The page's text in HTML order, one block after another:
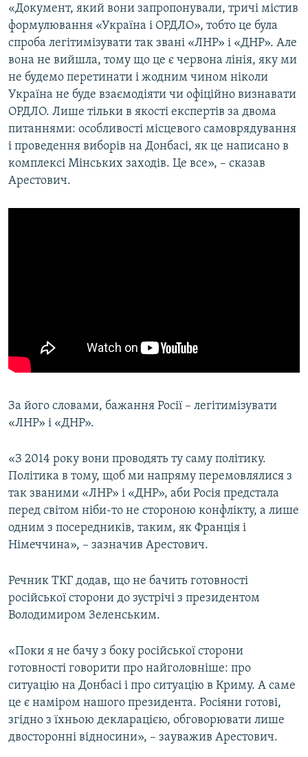
«Документ, який вони запропонували, тричі містив
формулювання «Україна і ОРДЛО», тобто це була
спроба легітимізувати так звані «ЛНР» і «ДНР». Але
вона не вийшла, тому що це є червона лінія, яку ми
не будемо перетинати і жодним чином ніколи
Україна не буде взаємодіяти чи офіційно визнавати
ОРДЛО. Лише тільки в якості експертів за двома
питаннями: особливості місцевого самоврядування
і проведення виборів на Донбасі, як це написано в
комплексі Мінських заходів. Це все», – сказав
Арестович.
За його словами, бажання Росії – легітимізувати
«ЛНР» і «ДНР».
«З 2014 року вони проводять ту саму політику.
Політика в тому, щоб ми напряму перемовлялися з
так званими «ЛНР» і «ДНР», аби Росія предстала
перед світом ніби-то не стороною конфлікту, а лише
одним з посередників, таким, як Франція і
Німеччина», – зазначив Арестович.
Речник ТКГ додав, що не бачить готовності
російської сторони до зустрічі з президентом
Володимиром Зеленським.
«Поки я не бачу з боку російської сторони
готовності говорити про найголовніше: про
ситуацію на Донбасі і про ситуацію в Криму. А саме
це є наміром нашого президента. Росіяни готові,
згідно з їхньою декларацією, обговорювати лише
двосторонні відносини», – зауважив Арестович.